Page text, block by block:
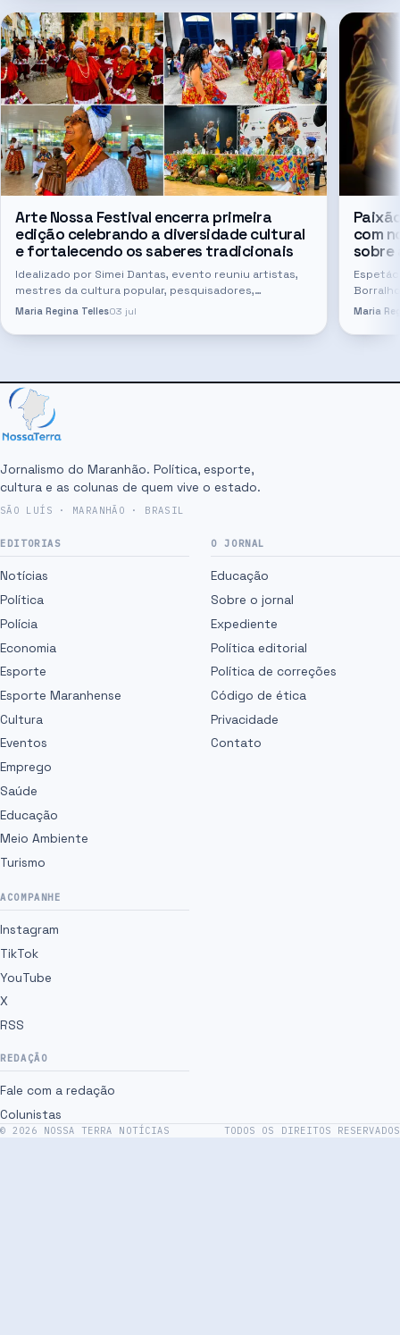
Arte Nossa Festival encerra primeira
edição celebrando a diversidade cultural
e fortalecendo os saberes tradicionais
Idealizado por Simei Dantas, evento reuniu artistas,
mestres da cultura popular, pesquisadores,
estudantes e comunidades tradicionais neste último
Maria Regina Telles03 jul
com
sobre
Maria
Jornalismo do Maranhão. Política, esporte,
cultura e as colunas de quem vive o estado.
SÃO LUÍS · MARANHÃO · BRASIL
EDITORIAS
Notícias
Política
Polícia
Economia
Esporte
Esporte Maranhense
Cultura
Eventos
Emprego
Saúde
Educação
Meio Ambiente
Turismo
O JORNAL
Educação
Sobre o jornal
Expediente
Política editorial
Política de correções
Código de ética
Privacidade
Contato
ACOMPANHE
Instagram
TikTok
YouTube
X
RSS
REDAÇÃO
Fale com a redação
Colunistas
©2026 NOSSA TERRA NOTÍCIAS TODOS OS DIREITOS RESERVADOS